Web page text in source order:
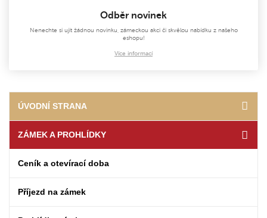
Odběr novinek
Nenechte si ujít žádnou novinku, zámeckou akci či skvělou nabídku z našeho
eshopu!
Více informací
ÚVODNÍ STRANA
ZÁMEK A PROHLÍDKY
Ceník a otevírací doba
Příjezd na zámek